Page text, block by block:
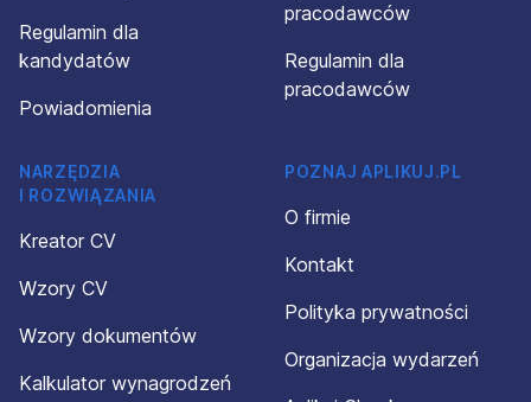
Regulamin dla
kandydatów
Powiadomienia
pracodawców
Regulamin dla
pracodawców
NARZĘDZIA
I ROZWIĄZANIA
Kreator CV
Wzory CV
Wzory dokumentów
Kalkulator wynagrodzeń
POZNAJ APLIKUJ.PL
O firmie
Kontakt
Polityka prywatności
Organizacja wydarzeń